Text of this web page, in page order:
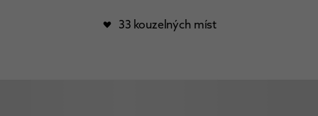
33 kouzelných míst